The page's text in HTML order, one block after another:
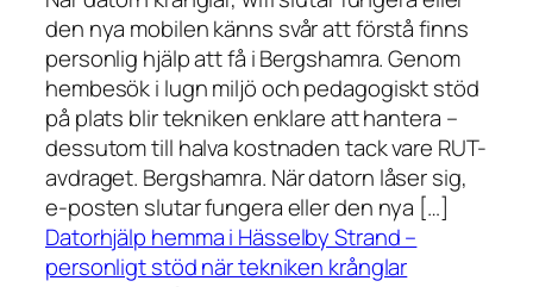
den nya mobilen känns svår att förstå finns
personlig hjälp att få i Bergshamra. Genom
hembesök i lugn miljö och pedagogiskt stöd
på plats blir tekniken enklare att hantera –
dessutom till halva kostnaden tack vare RUT-
avdraget. Bergshamra. När datorn låser sig,
e-posten slutar fungera eller den nya […]
Datorhjälp hemma i Hässelby Strand –
personligt stöd när tekniken krånglar